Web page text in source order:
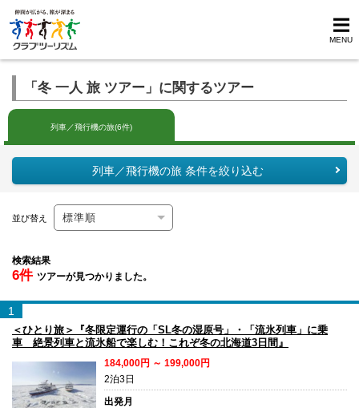
MENU
「冬 一人 旅 ツアー」に関するツアー
列車／飛行機の旅(6件)
列車／飛行機の旅 条件を絞り込む
並び替え
検索結果
6件 ツアーが見つかりました。
1
＜ひとり旅＞『冬限定運行の「SL冬の湿原号」・「流氷列車」に乗
車 絶景列車と流氷船で楽しむ！これぞ冬の北海道3日間』
184,000円 ～ 199,000円
2泊3日
出発月